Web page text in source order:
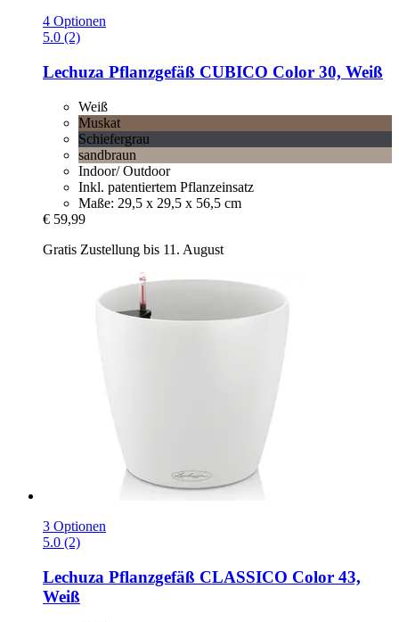
4 Optionen
5.0 (2)
Lechuza Pflanzgefäß CUBICO Color 30, Weiß
Weiß
Muskat
Schiefergrau
sandbraun
Indoor/ Outdoor
Inkl. patentiertem Pflanzeinsatz
Maße: 29,5 x 29,5 x 56,5 cm
€ 59,99
Gratis Zustellung bis 11. August
3 Optionen
5.0 (2)
Lechuza Pflanzgefäß CLASSICO Color 43,
Weiß